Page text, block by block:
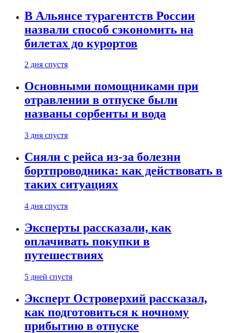
В Альянсе турагентств России
назвали способ сэкономить на
билетах до курортов
2 дня спустя
Основными помощниками при
отравлении в отпуске были
названы сорбенты и вода
3 дня спустя
Сняли с рейса из-за болезни
бортпроводника: как действовать в
таких ситуациях
4 дня спустя
Эксперты рассказали, как
оплачивать покупки в
путешествиях
5 дней спустя
Эксперт Островерхий рассказал,
как подготовиться к ночному
прибытию в отпуске